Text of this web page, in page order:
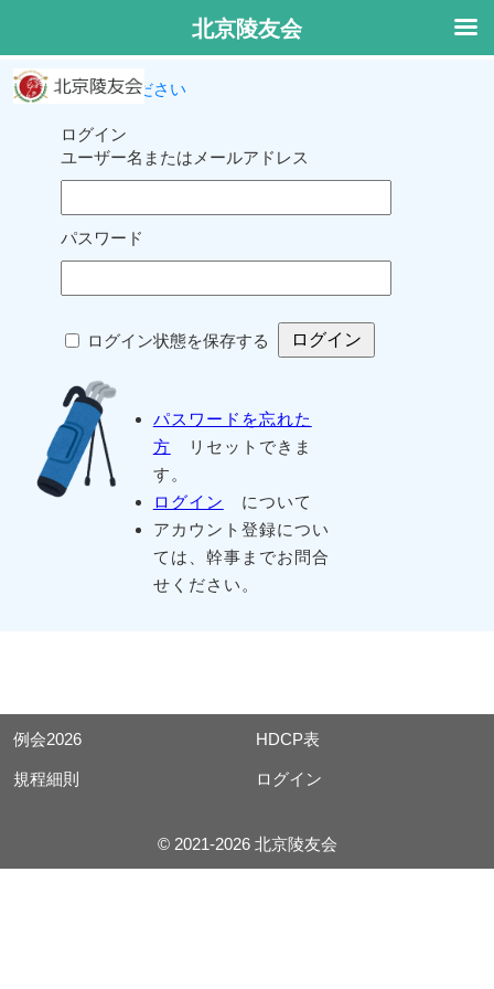
ログインしてください
ログイン
ユーザー名またはメールアドレス
パスワード
ログイン状態を保存する
パスワードを忘れた
方 リセットできま
す。
ログイン
について
アカウント登録につい
ては、幹事までお問合
せください。
例会2026 HDCP表
規程細則 ログイン
© 2021-2026 北京陵友会
北京陵友会